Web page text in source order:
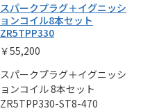
スパークプラグ＋イグニッシ
ョンコイル8本セット
ZR5TPP330
￥55,200
スパークプラグ＋イグニッシ
ョンコイル 8本セット
ZR5TPP330-ST8-470